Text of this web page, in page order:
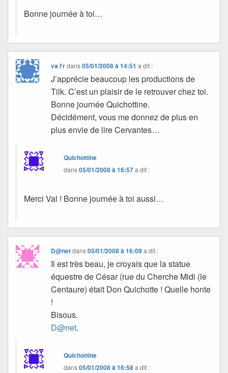
Bonne journée à toi…
va l'rdans05/01/2008 à 14:51 a dit :
J’apprécie beaucoup les productions de
Tilk. C’est un plaisir de le retrouver chez toi.
Bonne journée Quichottine.
Décidément, vous me donnez de plus en
plus envie de lire Cervantes…
Quichottine
dans05/01/2008 à 16:57a dit :
Merci Val ! Bonne journée à toi aussi…
D@netdans05/01/2008 à 16:09 a dit :
Il est très beau, je croyais que la statue
équestre de César (rue du Cherche Midi (le
Centaure) était Don Quichotte ! Quelle honte
!
Bisous.
D@net.
Quichottine
dans05/01/2008 à 16:58a dit :